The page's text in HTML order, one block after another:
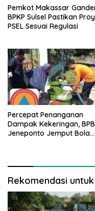
Pemkot Makassar
BPKP Sulsel Pastikan
PSEL Sesuai Regulasi
Percepat Penanganan
Dampak Kekeringan,
Jeneponto Jemput Bola
Rekomendasi